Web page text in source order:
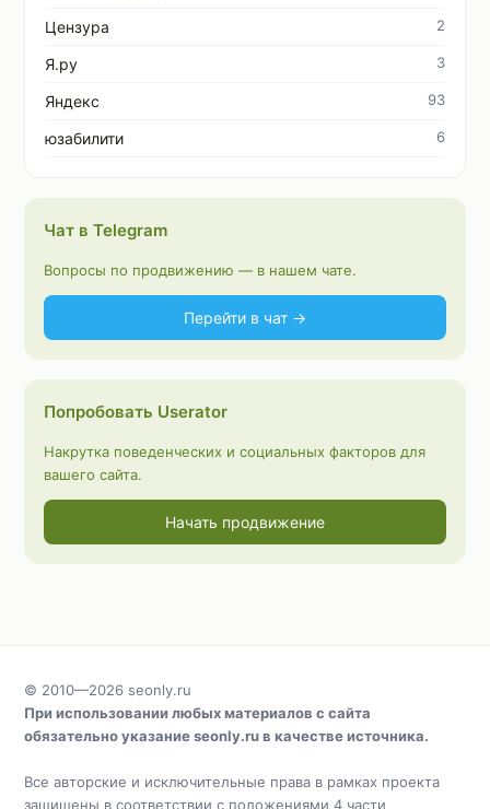
Цензура 2
Я.ру 3
Яндекс 93
юзабилити 6
Чат в Telegram
Вопросы по продвижению — в нашем чате.
Перейти в чат →
Попробовать Userator
Накрутка поведенческих и социальных факторов для
вашего сайта.
Начать продвижение
© 2010—2026 seonly.ru
При использовании любых материалов с сайта
обязательно указаниеseonly.ruв качестве источника.
Все авторские и исключительные права в рамках проекта
защищены в соответствии с положениями 4 части